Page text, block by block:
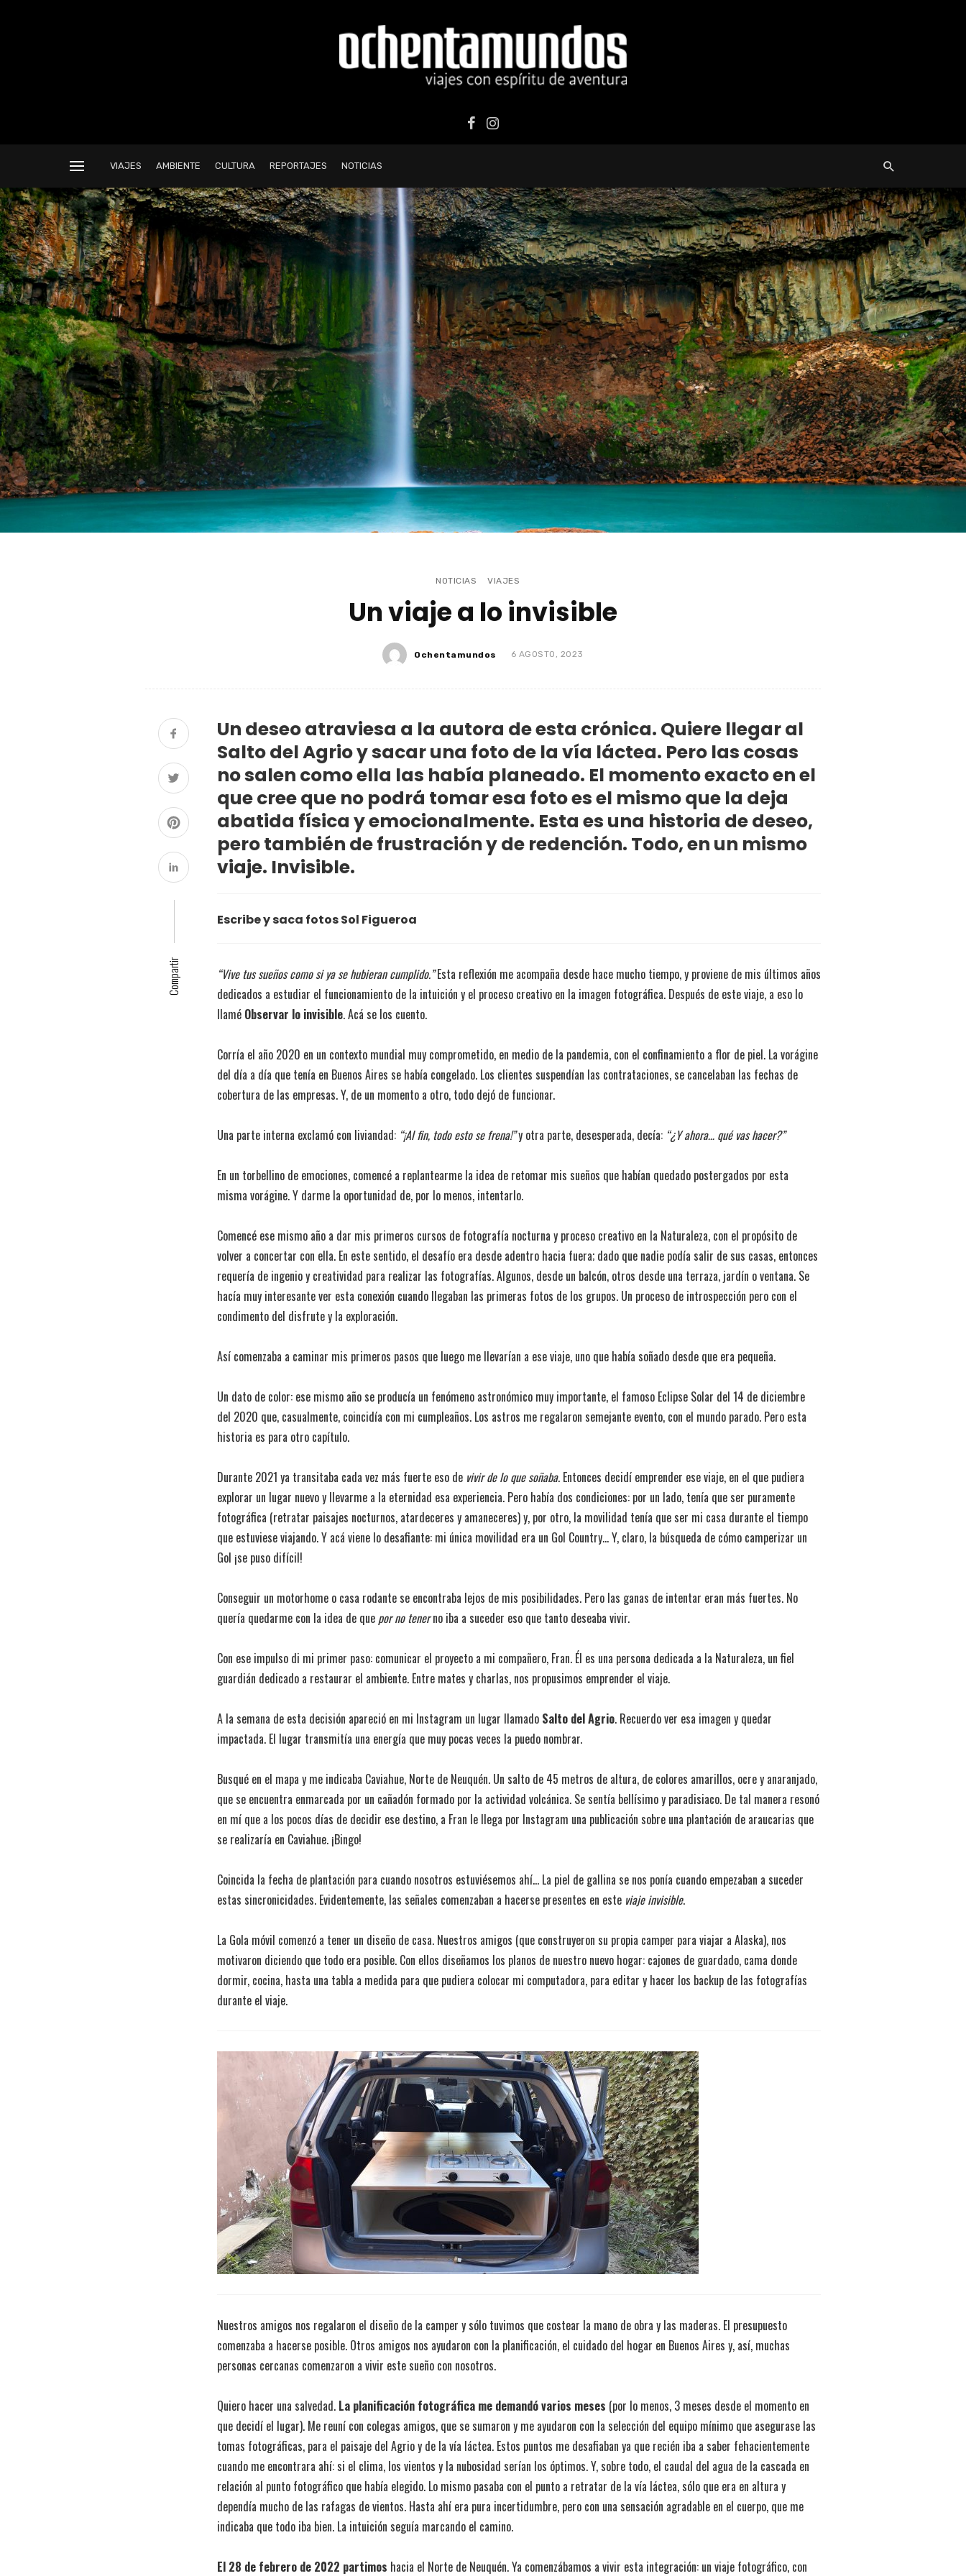
VIAJES AMBIENTE CULTURA REPORTAJES NOTICIAS
NOTICIAS VIAJES
Un viaje a lo invisible
Ochentamundos 6 AGOSTO, 2023
Compartir
Un deseo atraviesa a la autora de esta crónica. Quiere llegar al
Salto del Agrio y sacar una foto de la vía láctea. Pero las cosas
no salen como ella las había planeado. El momento exacto en el
que cree que no podrá tomar esa foto es el mismo que la deja
abatida física y emocionalmente. Esta es una historia de deseo,
pero también de frustración y de redención. Todo, en un mismo
viaje. Invisible.
Escribe y saca fotos Sol Figueroa
“Vive tus sueños como si ya se hubieran cumplido.”Esta reflexión me acompaña desde hace mucho tiempo, y proviene de mis últimos años
dedicados a estudiar el funcionamiento de la intuición y el proceso creativo en la imagen fotográfica. Después de este viaje, a eso lo
llamé Observar lo invisible. Acá se los cuento.
Corría el año 2020 en un contexto mundial muy comprometido, en medio de la pandemia, con el confinamiento a flor de piel. La vorágine
del día a día que tenía en Buenos Aires se había congelado. Los clientes suspendían las contrataciones, se cancelaban las fechas de
cobertura de las empresas. Y, de un momento a otro, todo dejó de funcionar.
Una parte interna exclamó con liviandad: “¡Al fin, todo esto se frena!”y otra parte, desesperada, decía: “¿Y ahora… qué vas hacer?”
En un torbellino de emociones, comencé a replantearme la idea de retomar mis sueños que habían quedado postergados por esta
misma vorágine. Y darme la oportunidad de, por lo menos, intentarlo.
Comencé ese mismo año a dar mis primeros cursos de fotografía nocturna y proceso creativo en la Naturaleza, con el propósito de
volver a concertar con ella. En este sentido, el desafío era desde adentro hacia fuera; dado que nadie podía salir de sus casas, entonces
requería de ingenio y creatividad para realizar las fotografías. Algunos, desde un balcón, otros desde una terraza, jardín o ventana. Se
hacía muy interesante ver esta conexión cuando llegaban las primeras fotos de los grupos. Un proceso de introspección pero con el
condimento del disfrute y la exploración.
Así comenzaba a caminar mis primeros pasos que luego me llevarían a ese viaje, uno que había soñado desde que era pequeña.
Un dato de color: ese mismo año se producía un fenómeno astronómico muy importante, el famoso Eclipse Solar del 14 de diciembre
del 2020 que, casualmente, coincidía con mi cumpleaños. Los astros me regalaron semejante evento, con el mundo parado. Pero esta
historia es para otro capítulo.
Durante 2021 ya transitaba cada vez más fuerte eso de vivir de lo que soñaba. Entonces decidí emprender ese viaje, en el que pudiera
explorar un lugar nuevo y llevarme a la eternidad esa experiencia. Pero había dos condiciones: por un lado, tenía que ser puramente
fotográfica (retratar paisajes nocturnos, atardeceres y amaneceres) y, por otro, la movilidad tenía que ser mi casa durante el tiempo
que estuviese viajando. Y acá viene lo desafiante: mi única movilidad era un Gol Country… Y, claro, la búsqueda de cómo camperizar un
Gol ¡se puso difícil!
Conseguir un motorhome o casa rodante se encontraba lejos de mis posibilidades. Pero las ganas de intentar eran más fuertes. No
quería quedarme con la idea de que por no tenerno iba a suceder eso que tanto deseaba vivir.
Con ese impulso di mi primer paso: comunicar el proyecto a mi compañero, Fran. Él es una persona dedicada a la Naturaleza, un fiel
guardián dedicado a restaurar el ambiente. Entre mates y charlas, nos propusimos emprender el viaje.
A la semana de esta decisión apareció en mi Instagram un lugar llamado Salto del Agrio. Recuerdo ver esa imagen y quedar
impactada. El lugar transmitía una energía que muy pocas veces la puedo nombrar.
Busqué en el mapa y me indicaba Caviahue, Norte de Neuquén. Un salto de 45 metros de altura, de colores amarillos, ocre y anaranjado,
que se encuentra enmarcada por un cañadón formado por la actividad volcánica. Se sentía bellísimo y paradisiaco. De tal manera resonó
en mí que a los pocos días de decidir ese destino, a Fran le llega por Instagram una publicación sobre una plantación de araucarias que
se realizaría en Caviahue. ¡Bingo!
Coincida la fecha de plantación para cuando nosotros estuviésemos ahí… La piel de gallina se nos ponía cuando empezaban a suceder
estas sincronicidades. Evidentemente, las señales comenzaban a hacerse presentes en este viaje invisible.
La Gola móvil comenzó a tener un diseño de casa. Nuestros amigos (que construyeron su propia camper para viajar a Alaska), nos
motivaron diciendo que todo era posible. Con ellos diseñamos los planos de nuestro nuevo hogar: cajones de guardado, cama donde
dormir, cocina, hasta una tabla a medida para que pudiera colocar mi computadora, para editar y hacer los backup de las fotografías
durante el viaje.
Nuestros amigos nos regalaron el diseño de la camper y sólo tuvimos que costear la mano de obra y las maderas. El presupuesto
comenzaba a hacerse posible. Otros amigos nos ayudaron con la planificación, el cuidado del hogar en Buenos Aires y, así, muchas
personas cercanas comenzaron a vivir este sueño con nosotros.
Quiero hacer una salvedad. La planificación fotográfica me demandó varios meses (por lo menos, 3 meses desde el momento en
que decidí el lugar). Me reuní con colegas amigos, que se sumaron y me ayudaron con la selección del equipo mínimo que asegurase las
tomas fotográficas, para el paisaje del Agrio y de la vía láctea. Estos puntos me desafiaban ya que recién iba a saber fehacientemente
cuando me encontrara ahí: si el clima, los vientos y la nubosidad serían los óptimos. Y, sobre todo, el caudal del agua de la cascada en
relación al punto fotográfico que había elegido. Lo mismo pasaba con el punto a retratar de la vía láctea, sólo que era en altura y
dependía mucho de las rafagas de vientos. Hasta ahí era pura incertidumbre, pero con una sensación agradable en el cuerpo, que me
indicaba que todo iba bien. La intuición seguía marcando el camino.
El 28 de febrero de 2022 partimos hacia el Norte de Neuquén. Ya comenzábamos a vivir esta integración: un viaje fotográfico, con